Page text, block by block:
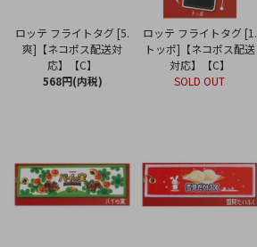
ロッテ フライトタグ [5.
爽]【ネコポス配送対
応】【C】
568円(内税)
ロッテ フライトタグ [1.
トッポ]【ネコポス配送
対応】【C】
SOLD OUT